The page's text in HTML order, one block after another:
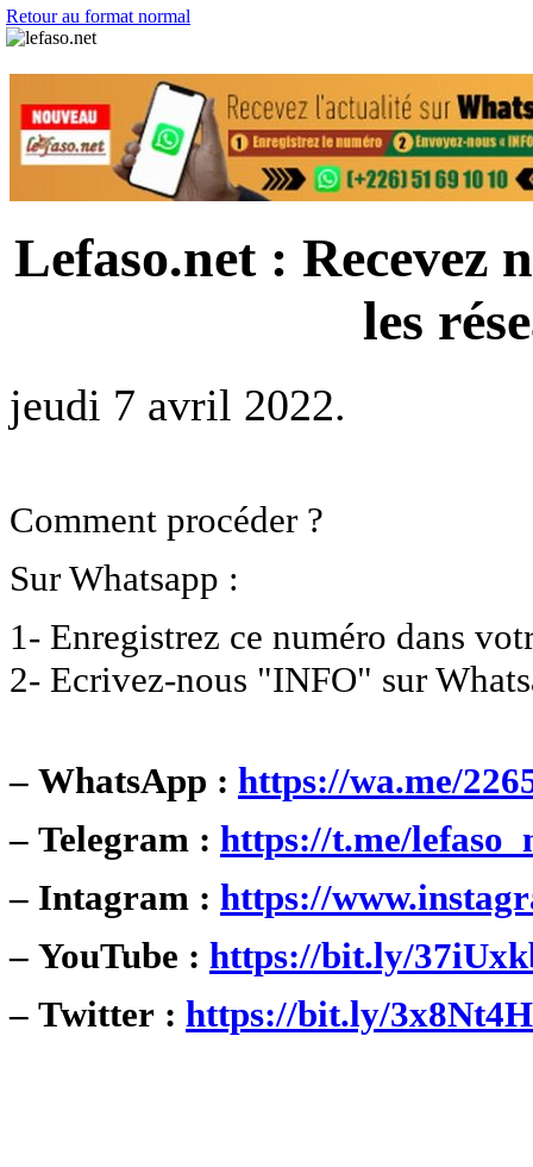
Retour au format normal
Lefaso.net : Recevez
les
jeudi 7 avril 2022.
Comment procéder ?
Sur Whatsapp :
1- Enregistrez ce numéro dans
2- Ecrivez-nous "INFO" sur
– WhatsApp : https://wa.me/
– Telegram : https://t.me/
– Intagram : https://
– YouTube : https://bit.ly/
– Twitter : https://bit.ly/3x8Nt4H